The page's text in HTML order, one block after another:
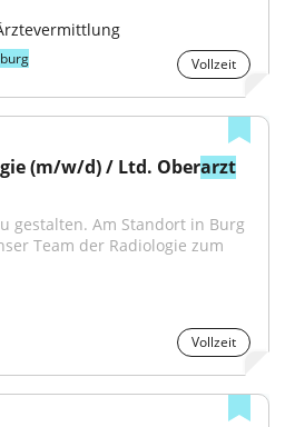
Vollzeit
(m/w/d) / Ltd. Oberarzt
gestalten. Am Standort in Burg
Team der Radiologie zum
Vollzeit